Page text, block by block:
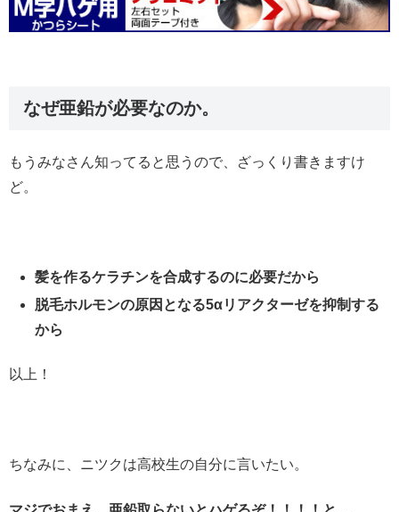
なぜ亜鉛が必要なのか。
もうみなさん知ってると思うので、ざっくり書きますけ
ど。
髪を作るケラチンを合成するのに必要だから
脱毛ホルモンの原因となる5αリアクターゼを抑制する
から
以上！
ちなみに、ニツクは高校生の自分に言いたい。